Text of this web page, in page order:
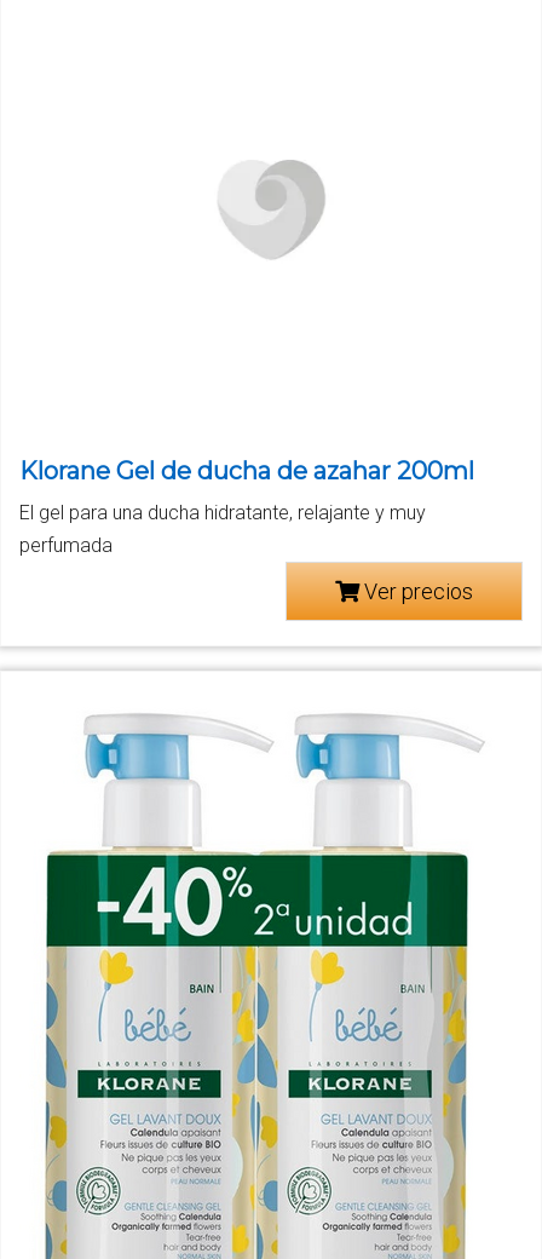
Klorane Gel de ducha de azahar 200ml
El gel para una ducha hidratante, relajante y muy
perfumada
Ver precios